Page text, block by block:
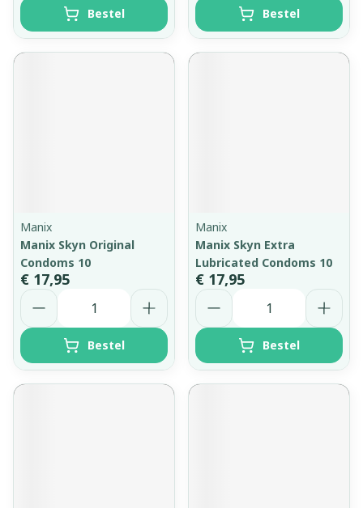
Bestel Bestel
Manix
Manix Skyn Original
Condoms 10
€ 17,95
Aantal
Bestel
Manix
Manix Skyn Extra
Lubricated Condoms 10
€ 17,95
Aantal
Bestel